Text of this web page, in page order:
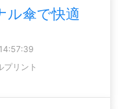
ル傘で快適
プリント